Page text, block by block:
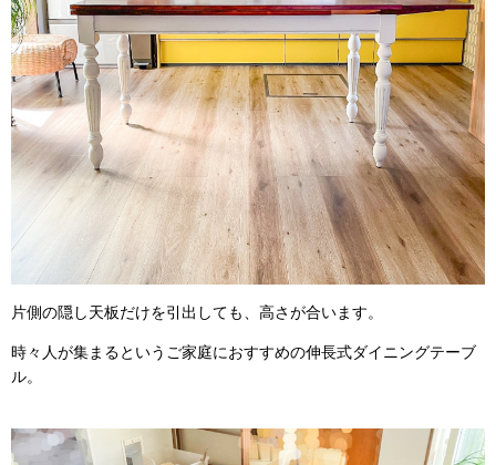
片側の隠し天板だけを引出しても、高さが合います。
時々人が集まるというご家庭におすすめの伸長式ダイニングテーブ
ル。